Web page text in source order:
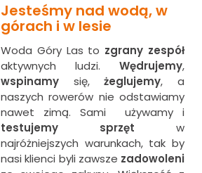
Jesteśmy nad wodą, w
górach i w lesie
Woda Góry Las to zgrany zespół
aktywnych ludzi. Wędrujemy,
wspinamy się,żeglujemy, a
naszych rowerów nie odstawiamy
nawet zimą. Sami używamy i
testujemy sprzęt w
najróżniejszych warunkach, tak by
nasi klienci byli zawsze zadowoleni